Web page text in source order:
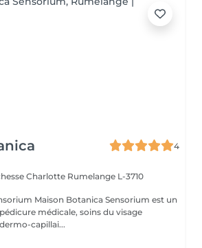
4
Charlotte Rumelange L-3710
est un
médicale, soins du visage
capillai...